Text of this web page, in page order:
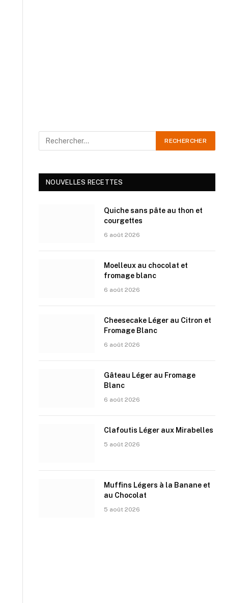
NOUVELLES RECETTES
Quiche sans pâte au thon et
courgettes
6 août 2026
Moelleux au chocolat et
fromage blanc
6 août 2026
Cheesecake Léger au Citron et
Fromage Blanc
6 août 2026
Gâteau Léger au Fromage
Blanc
6 août 2026
Clafoutis Léger aux Mirabelles
5 août 2026
Muffins Légers à la Banane et
au Chocolat
5 août 2026